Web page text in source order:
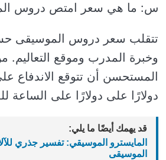
س: ما هي سعر امتص دروس
تتقلب سعر دروس الموسيقى
وخبرة المدرب وموقع التعاليم.
دولارًا على دولارًا على
قد يهمك أيضًا ما يلي:
المايسترو الموسيقي: تفسير جذري
الموسيقى